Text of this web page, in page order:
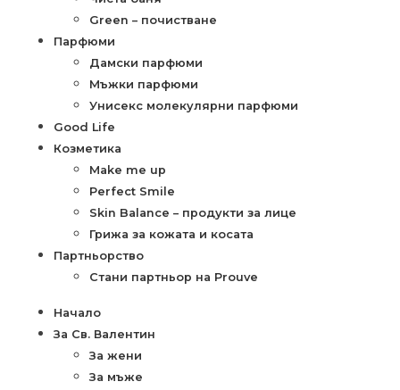
Green – почистване
Парфюми
Дамски парфюми
Мъжки парфюми
Унисекс молекулярни парфюми
Good Life
Козметика
Make me up
Perfect Smile
Skin Balance – продукти за лице
Грижа за кожата и косата
Партньорство
Стани партньор на Prouve
Начало
За Св. Валентин
За жени
За мъже